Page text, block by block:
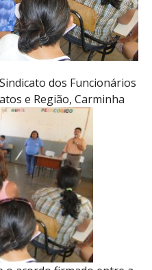
dos Funcionários
e Região, Carminha